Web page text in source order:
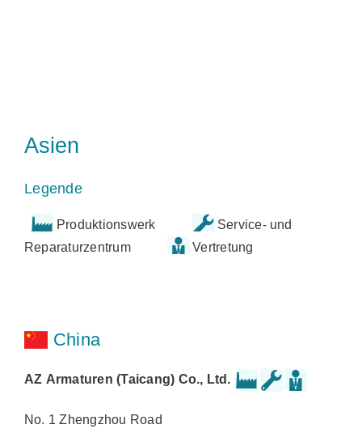
Asien
Legende
Produktionswerk
Service- und
Reparaturzentrum
Vertretung
China
AZ Armaturen (Taicang) Co., Ltd.
No. 1 Zhengzhou Road